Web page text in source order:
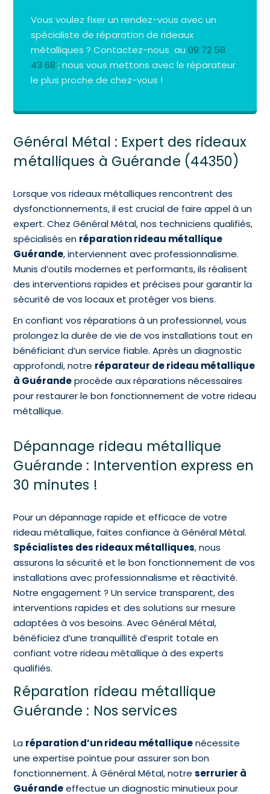
Vous voulez fixer un rendez-vous avec un
spécialiste de réparation de rideaux
métalliques ? Contactez-nous au09 72 58
43 68 ; nous vous mettons avec le réparateur
le plus proche de chez-vous !
Général Métal : Expert des rideaux
métalliques à Guérande (44350)
Lorsque vos rideaux métalliques rencontrent des
dysfonctionnements, il est crucial de faire appel à un
expert. Chez Général Métal, nos techniciens qualifiés,
spécialisés en réparation rideau métallique
Guérande, interviennent avec professionnalisme.
Munis d’outils modernes et performants, ils réalisent
des interventions rapides et précises pour garantir la
sécurité de vos locaux et protéger vos biens.
En confiant vos réparations à un professionnel, vous
prolongez la durée de vie de vos installations tout en
bénéficiant d’un service fiable. Après un diagnostic
approfondi, notre réparateur de rideau métallique
à Guérandeprocède aux réparations nécessaires
pour restaurer le bon fonctionnement de votre rideau
métallique.
Dépannage rideau métallique
Guérande : Intervention express en
30 minutes !
Pour un dépannage rapide et efficace de votre
rideau métallique, faites confiance à Général Métal.
Spécialistes des rideaux métalliques, nous
assurons la sécurité et le bon fonctionnement de vos
installations avec professionnalisme et réactivité.
Notre engagement ? Un service transparent, des
interventions rapides et des solutions sur mesure
adaptées à vos besoins. Avec Général Métal,
bénéficiez d’une tranquillité d’esprit totale en
confiant votre rideau métallique à des experts
qualifiés.
Réparation rideau métallique
Guérande : Nos services
La réparation d’un rideau métalliquenécessite
une expertise pointue pour assurer son bon
fonctionnement. À Général Métal, notreserrurier à
Guérandeeffectue un diagnostic minutieux pour